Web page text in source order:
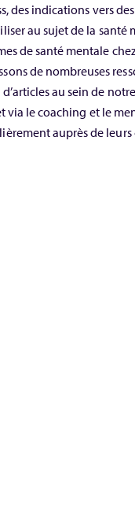
des indications vers
au sujet de la santé
de santé mentale
de nombreuses
au sein de
via le coaching et le
auprès de leurs